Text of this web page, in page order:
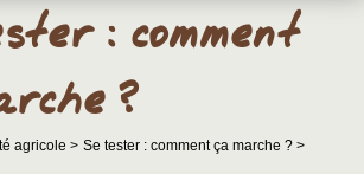
: comment
?
agricole > Se tester : comment ça marche ? >